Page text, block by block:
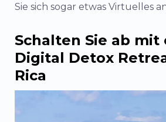
Sie sich sogar etwas Virtuelles
Schalten Sie ab mit
Digital Detox
Rica